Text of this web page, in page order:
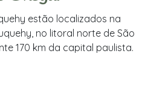
estão localizados na
no litoral norte de São
170 km da capital paulista.